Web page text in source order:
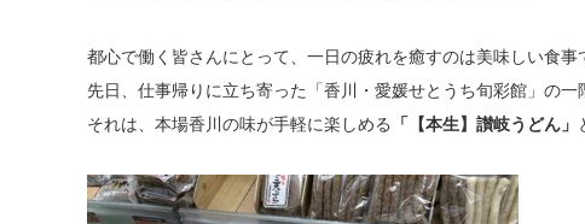
都心で働く皆さんにとって、一日の疲れを癒すのは美味しい食事
先日、仕事帰りに立ち寄った「香川・愛媛せとうち旬彩館」の
それは、本場香川の味が手軽に楽しめる
「【本生】讃岐うどん」